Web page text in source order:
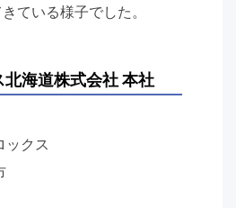
ている様子でした。
海道株式会社 本社
ックス